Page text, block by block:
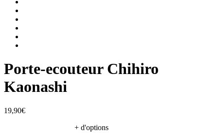
Porte-ecouteur Chihiro
Kaonashi
19,90€
+ d'options